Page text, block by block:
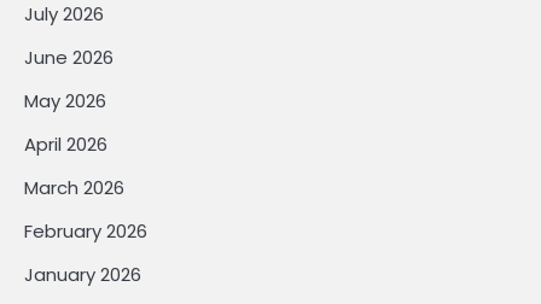
July 2026
June 2026
May 2026
April 2026
March 2026
February 2026
January 2026